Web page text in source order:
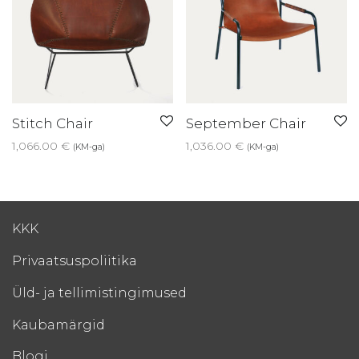
Stitch Chair
1,066.00 € (KM-ga)
September Chair
1,036.00 € (KM-ga)
KKK
Privaatsuspoliitika
Üld- ja tellimistingimused
Kaubamärgid